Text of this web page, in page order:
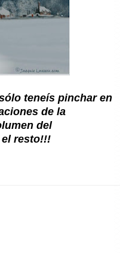
teneís pinchar en
de la
del
el resto!!!